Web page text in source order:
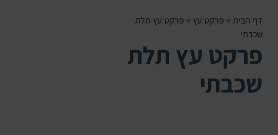
דף הבית > פרקט עץ > פרקט עץ תלת
שכבתי
פרקט עץ תלת
שכבתי